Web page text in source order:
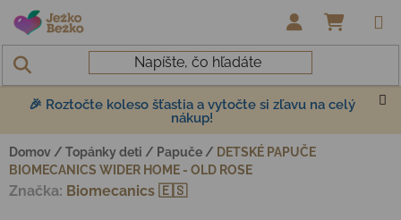
Prejsť na obsah
🎉 Roztočte koleso šťastia a vytočte si zľavu na celý
nákup!
Domov / Topánky deti / Papuče / DETSKÉ PAPUČE
BIOMECANICS WIDER HOME - OLD ROSE
Značka: Biomecanics 🇪🇸